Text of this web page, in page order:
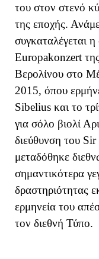
του στον στενό
της εποχής.
συγκαταλέγεται
Europakonzert
Βερολίνου στο
2015, όπου
Sibelius και το
για σόλο βιολί
διεύθυνση του
μεταδόθηκε
σημαντικότερα
δραστηριότητας
ερμηνεία του
τον διεθνή Τύπο.